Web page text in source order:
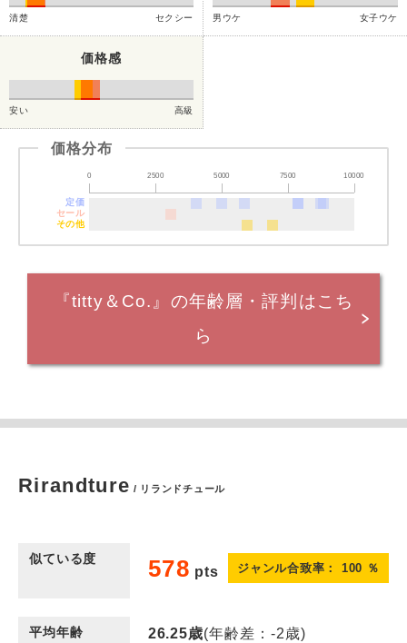
清楚 セクシー 男ウケ 女子ウケ
価格感
安い 高級
価格分布
0 2500 5000 7500 10000
定価
セール
その他
『titty＆Co.』の年齢層・評判はこち
ら
Rirandture / リランドチュール
似ている度 578 pts ジャンル合致率： 100 ％
平均年齢 26.25歳(年齢差：-2歳)